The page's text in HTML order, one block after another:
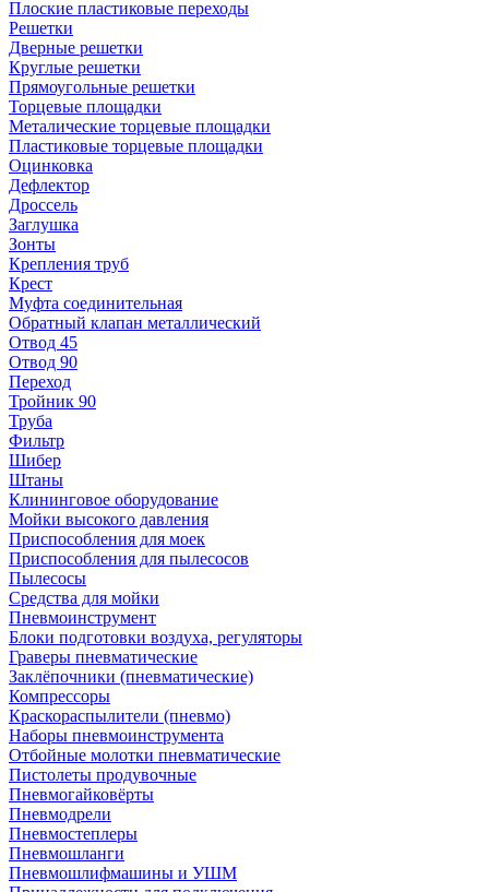
Плоские пластиковые переходы
Решетки
Дверные решетки
Круглые решетки
Прямоугольные решетки
Торцевые площадки
Металические торцевые площадки
Пластиковые торцевые площадки
Оцинковка
Дефлектор
Дроссель
Заглушка
Зонты
Крепления труб
Крест
Муфта соединительная
Обратный клапан металлический
Отвод 45
Отвод 90
Переход
Тройник 90
Труба
Фильтр
Шибер
Штаны
Клининговое оборудование
Мойки высокого давления
Приспособления для моек
Приспособления для пылесосов
Пылесосы
Средства для мойки
Пневмоинструмент
Блоки подготовки воздуха, регуляторы
Граверы пневматические
Заклёпочники (пневматические)
Компрессоры
Краскораспылители (пневмо)
Наборы пневмоинструмента
Отбойные молотки пневматические
Пистолеты продувочные
Пневмогайковёрты
Пневмодрели
Пневмостеплеры
Пневмошланги
Пневмошлифмашины и УШМ